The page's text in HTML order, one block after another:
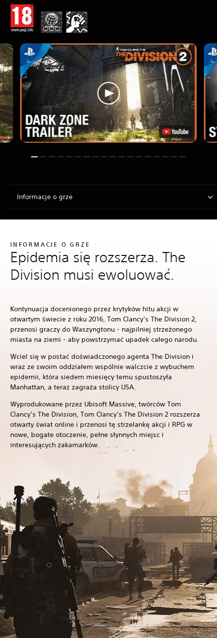
Informacje o grze
INFORMACJE O GRZE
Epidemia się rozszerza. The
Division musi ewoluować.
Kontynuacja docenionego przez krytyków hitu akcji w
otwartym świecie z roku 2016, Tom Clancy’s The Division 2,
przenosi graczy do Waszyngtonu - najpilniej strzeżonego
miasta na ziemi - aby powstrzymać upadek całego narodu.
Wciel się w postać doświadczonego agenta The Division i
wraz ze swoim oddziałem wspólnie walczcie z wybuchem
epidemii, która siedem miesięcy temu spustoszyła
Manhattan, a teraz zagraża stolicy USA.
Wyprodukowane przez Ubisoft Massive, twórców Tom
Clancy’s The Division, Tom Clancy’s The Division 2 rozszerza
otwarty świat online i przenosi tę strzelankę akcji i RPG w
nowe, bogate otoczenie, pełne słynnych miejsc i
interesujących zakamarków.